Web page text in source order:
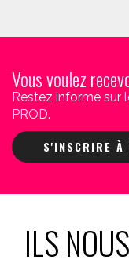
Vous voulez
Restez informé sur
PROD.
S'INSCRIRE À
ILS